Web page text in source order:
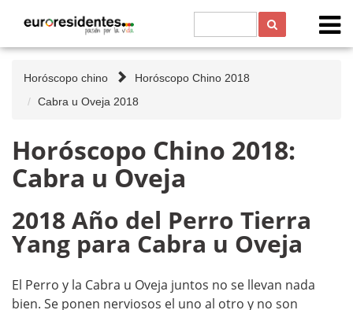
Horóscopo chino
Horóscopo Chino 2018
Cabra u Oveja 2018
Horóscopo Chino 2018:
Cabra u Oveja
2018 Año del Perro Tierra
Yang para Cabra u Oveja
El Perro y la Cabra u Oveja juntos no se llevan nada
bien. Se ponen nerviosos el uno al otro y no son